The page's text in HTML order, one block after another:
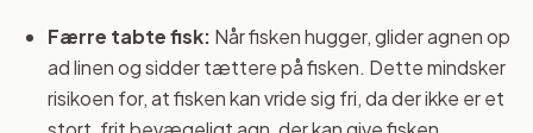
Færre tabte fisk: Når fisken hugger, glider agnen op
ad linen og sidder tættere på fisken. Dette mindsker
risikoen for, at fisken kan vride sig fri, da der ikke er et